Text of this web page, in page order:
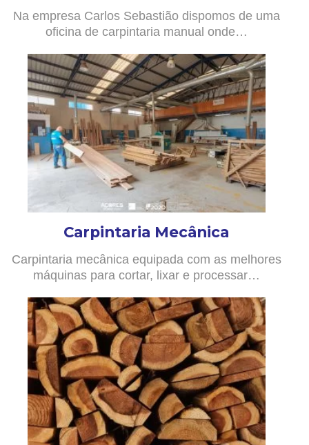
Na empresa Carlos Sebastião dispomos de uma
oficina de carpintaria manual onde…
Carpintaria Mecânica
Carpintaria mecânica equipada com as melhores
máquinas para cortar, lixar e processar…